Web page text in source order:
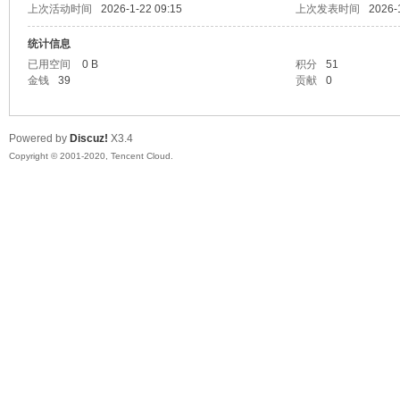
大
上次活动时间
2026-1-22 09:15 上次发表时间 2026-
统计信息
已用空间
0 B 积分
51
金钱
39 贡献 0
Powered by Discuz! X3.4
Copyright © 2001-2020, Tencent Cloud.